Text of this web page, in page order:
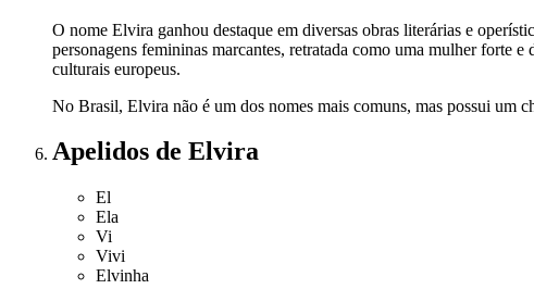
O nome Elvira ganhou destaque em diversas obras literárias e
personagens femininas marcantes, retratada como uma mulher forte
culturais europeus.
No Brasil, Elvira não é um dos nomes mais comuns, mas possui um
Apelidos de Elvira
El
Ela
Vi
Vivi
Elvinha